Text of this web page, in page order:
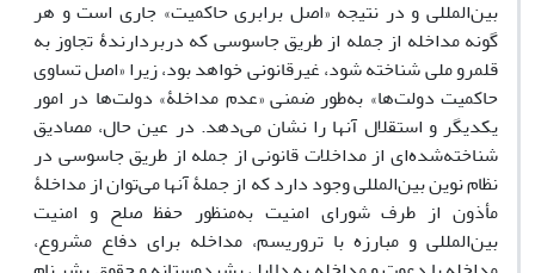
بین‌المللی و در نتیجه «اصل برابری حاکمیت» جاری است و هر
گونه مداخله از جمله از طریق جاسوسی که دربردارندۀ تجاوز به
قلمرو ملی شناخته شود، غیرقانونی خواهد بود، زیرا «اصل تساوی
حاکمیت دولت‌ها» به‌طور ضمنی «عدم مداخلۀ» دولت‌ها در امور
یکدیگر و استقلال آنها را نشان می‌دهد. در عین حال، مصادیق
شناخته‌شده‌ای از مداخلات قانونی از جمله از طریق جاسوسی در
نظام نوین بین‌المللی وجود دارد که از جملۀ آنها می‌توان از مداخلۀ
مأذون از طرف شورای امنیت به‌منظور حفظ صلح و امنیت
بین‌المللی و مبارزه با تروریسم، مداخله برای دفاع مشروع،